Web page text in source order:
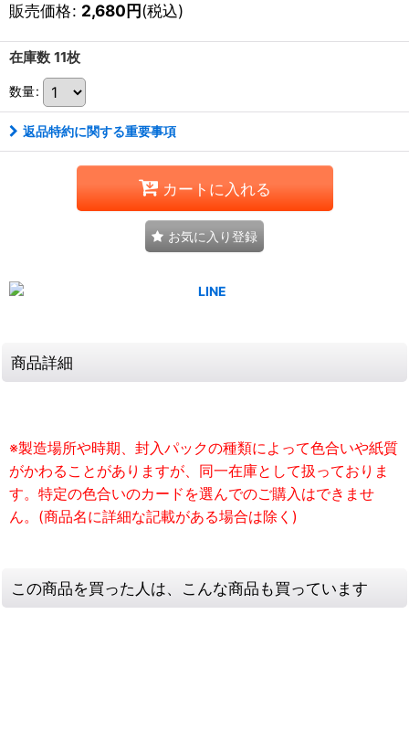
販売価格: 2,680円(税込)
在庫数 11枚
数量:
返品特約に関する重要事項
カートに入れる
お気に入り登録
商品詳細
※製造場所や時期、封入パックの種類によって色合いや紙質
がかわることがありますが、同一在庫として扱っておりま
す。特定の色合いのカードを選んでのご購入はできませ
ん。(商品名に詳細な記載がある場合は除く)
この商品を買った人は、こんな商品も買っています